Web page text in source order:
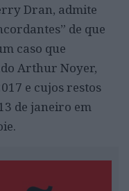
Dran, admite
de que
caso que
Arthur Noyer,
e cujos restos
de janeiro em